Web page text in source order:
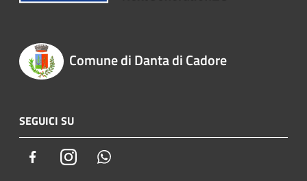
Comune di Danta di Cadore
SEGUICI SU
FacebookInstagram